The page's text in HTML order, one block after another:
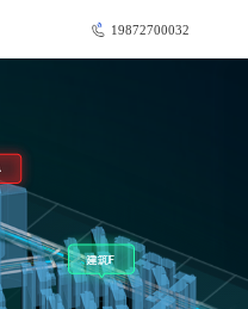
19872700032